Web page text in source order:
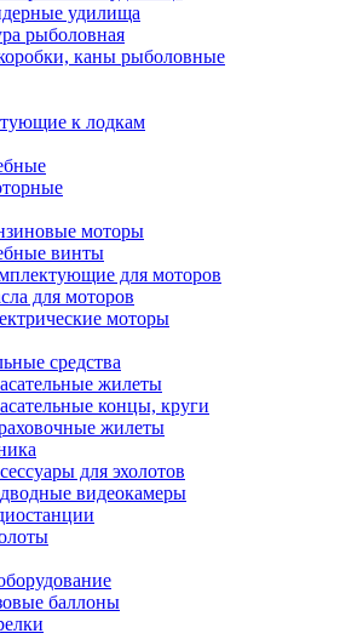
удилища
рыболовная
каны рыболовные
к лодкам
моторы
винты
для моторов
для моторов
моторы
средства
жилеты
концы, круги
жилеты
для эхолотов
видеокамеры
баллоны